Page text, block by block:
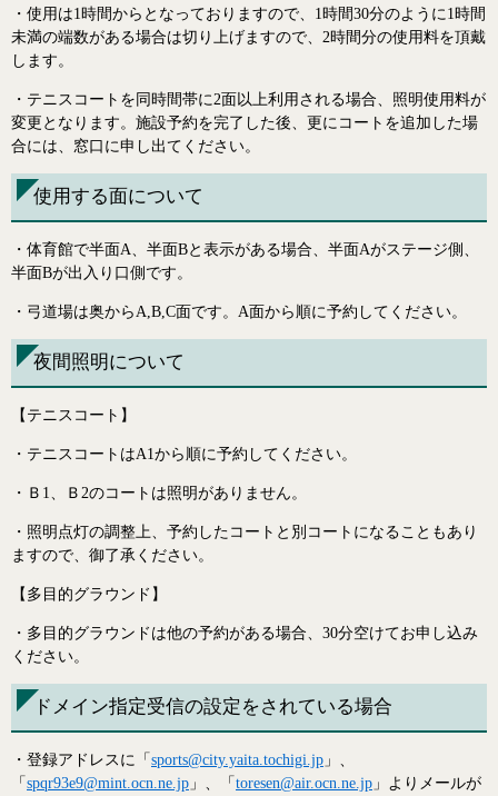
・使用は1時間からとなっておりますので、1時間30分のように1時間
未満の端数がある場合は切り上げますので、2時間分の使用料を頂戴
します。
・テニスコートを同時間帯に2面以上利用される場合、照明使用料が
変更となります。施設予約を完了した後、更にコートを追加した場
合には、窓口に申し出てください。
使用する面について
・体育館で半面A、半面Bと表示がある場合、半面Aがステージ側、
半面Bが出入り口側です。
・弓道場は奥からA,B,C面です。A面から順に予約してください。
夜間照明について
【テニスコート】
・テニスコートはA1から順に予約してください。
・Ｂ1、Ｂ2のコートは照明がありません。
・照明点灯の調整上、予約したコートと別コートになることもあり
ますので、御了承ください。
【多目的グラウンド】
・多目的グラウンドは他の予約がある場合、30分空けてお申し込み
ください。
ドメイン指定受信の設定をされている場合
・登録アドレスに「 sports@city.yaita.tochigi.jp 」、
「 spqr93e9@mint.ocn.ne.jp 」、「 toresen@air.ocn.ne.jp 」よりメールが